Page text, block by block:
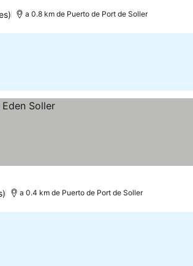
a 0.8 km de Puerto de Port de Soller
a 0.4 km de Puerto de Port de Soller